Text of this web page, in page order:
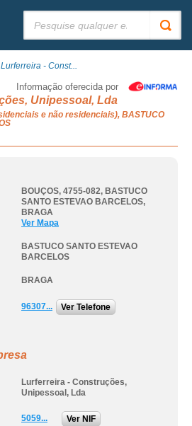
Lurferreira - Const...
Informação oferecida por
Unipessoal, Lda
e não residenciais), BASTUCO
BOUÇOS, 4755-082, BASTUCO
SANTO ESTEVAO BARCELOS,
BRAGA
Ver Mapa
BASTUCO SANTO ESTEVAO
BARCELOS
BRAGA
96307... Ver Telefone
Lurferreira - Construções,
Unipessoal, Lda
5059... Ver NIF